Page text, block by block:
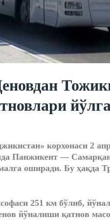
корхонаси 2
Панжикент —
оширади. Бу ҳақда
251 км бўлиб,
йўналиши қатнов